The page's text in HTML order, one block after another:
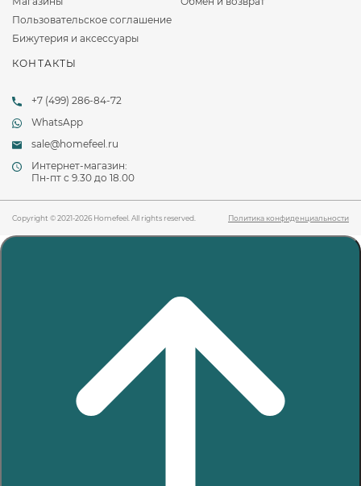
Пользовательское соглашение
Бижутерия и аксессуары
КОНТАКТЫ
+7 (499) 286-84-72
WhatsApp
sale@homefeel.ru
Интернет-магазин:
Пн-пт c 9.30 до 18.00
Copyright © 2021-2026 Homefeel. All rights reserved. Политика конфиденциальности